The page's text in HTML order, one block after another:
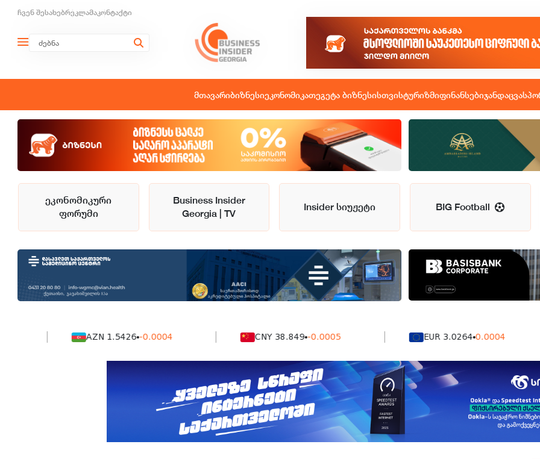
ჩვენ შესახებრეკლამაკონტაქტი
მთავარიბიზნესიეკონომიკათეგეტა ბიზნესისთვისტურიზმიფინანსებიჯანდაცვა
ეკონომიკური
ფორუმი
Business Insider
Georgia | TV
Insider სიუჟეტი BIG Football
AZN 1.5426 -0.0004 CNY 38.849 -0.0005 EUR 3.0264 0.0004